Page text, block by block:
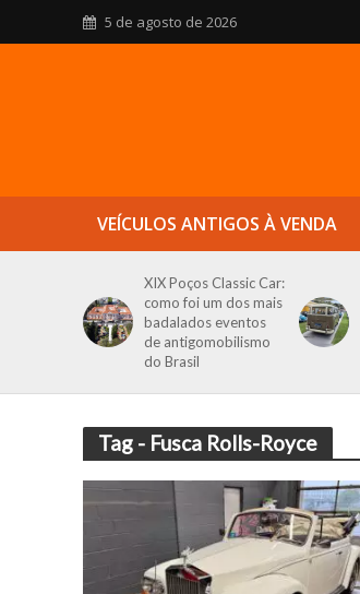
5 de agosto de 2026
VEÍCULOS ANTIGOS À VENDA
XIX Poços Classic Car:
como foi um dos mais
badalados eventos
de antigomobilismo
do Brasil
Tag - Fusca Rolls-Royce